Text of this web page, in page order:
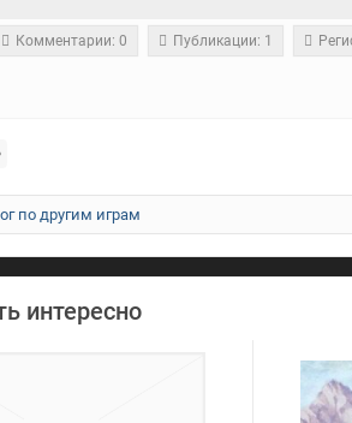
Комментарии: 0 Публикации: 1
по другим играм
интересно